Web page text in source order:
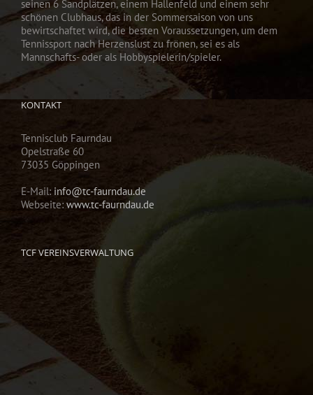
seinen 6 Sandplätzen, einem Hallenfeld und einem sehr
schönen Clubhaus, das in der Sommersaison von uns
bewirtschaftet wird, die besten Voraussetzungen, um dem
Tennissport nach Herzenslust zu frönen, sei es als
Mannschafts- oder als Hobbyspielerin/spieler.
KONTAKT
Tennisclub Faurndau
Opelstraße 60
73035 Göppingen
E-Mail: info@tc-faurndau.de
Webseite: www.tc-faurndau.de
TCF VEREINSVERWALTUNG